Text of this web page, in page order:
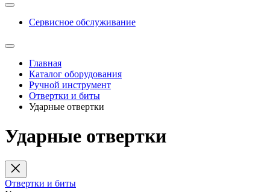
Сервисное обслуживание
Главная
Каталог оборудования
Ручной инструмент
Отвертки и биты
Ударные отвертки
Ударные отвертки
Отвертки и биты